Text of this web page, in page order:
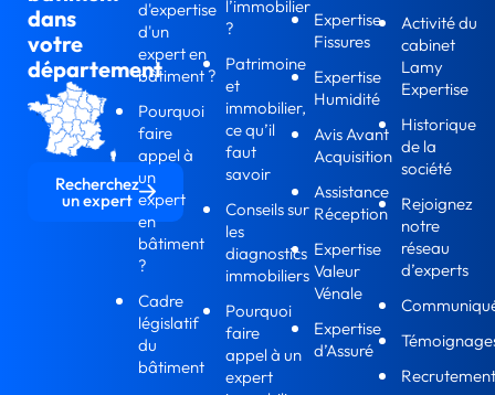
d'expertise
d'un
expert en
bâtiment ?
Pourquoi
faire
appel à
un
expert
en
bâtiment
?
Cadre
législatif
du
bâtiment
l’immobilier
?
Patrimoine
et
immobilier,
ce qu’il
faut
savoir
Conseils sur
les
diagnostics
immobiliers
Pourquoi
faire
appel à un
expert
Expertise
Fissures
Expertise
Humidité
Avis Avant
Acquisition
Assistance
Réception
Expertise
Valeur
Vénale
Expertise
d’Assuré
Activité du
cabinet
Lamy
Expertise
Historique
de la
société
Rejoignez
notre
réseau
d’experts
dans
votre
département
Recherchez
un expert